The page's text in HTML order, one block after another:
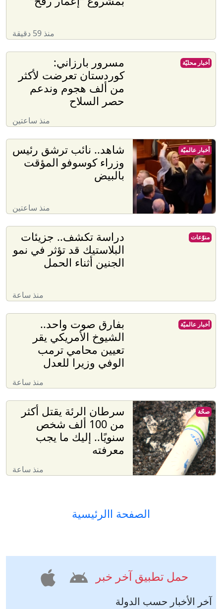
منذ 59 دقيقة
مسرور بارزاني:
كوردستان تعرضت لأكثر
من ألف هجوم وندعم
حصر السلاح
منذ ساعتين
أخبار محليّة
شاهد.. نائب ترشق رئيس
وزراء كوسوفو المؤقت
بالبيض
منذ ساعتين
أخبار عالميّة
دراسة تكشف.. جزيئات
البلاستيك قد تؤثر في نمو
الجنين أثناء الحمل
منذ ساعة
منوّعات
بفارق صوت واحد..
الشيوخ الأمريكي يقر
تعيين محامي ترمب
الوفي وزيرا للعدل
منذ ساعة
أخبار عالميّة
سرطان الرئة يقتل أكثر
من 100 ألف شخص
سنويًا.. إليك ما يجب
معرفته
منذ ساعة
صحّة
الصفحة االرئيسية
حمل تطبيق آخر خبر
آخر الأخبار حسب الدولة